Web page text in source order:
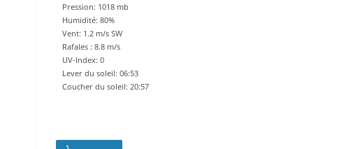
Pression: 1018 mb
Humidité: 80%
Vent: 1.2 m/s SW
Rafales : 8.8 m/s
UV-Index: 0
Lever du soleil: 06:53
Coucher du soleil: 20:57